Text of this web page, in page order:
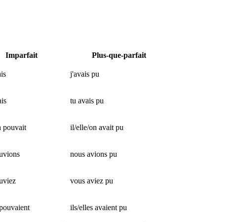
Imparfait Plus-que-parfait
j'avais pu
tu avais pu
pouvait il/elle/on avait pu
nous avions pu
vous aviez pu
ils/elles avaient pu